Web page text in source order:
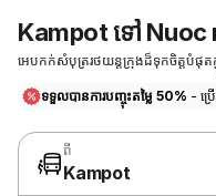
Kampot ទៅ Nuoc
អេបកក់សំបុត្ររថយន្តក្រុងដ៏ទុកចិត្តបំផុតក្
ទទួលបានការបញ្ចុះតម្លៃ 50% - ប្
ពី
Kampot